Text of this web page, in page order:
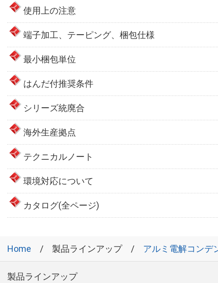
使用上の注意
端子加工、テーピング、梱包仕様
最小梱包単位
はんだ付推奨条件
シリーズ統廃合
海外生産拠点
テクニカルノート
環境対応について
カタログ(全ページ)
Home 製品ラインアップ アルミ電解コンデ
製品ラインアップ